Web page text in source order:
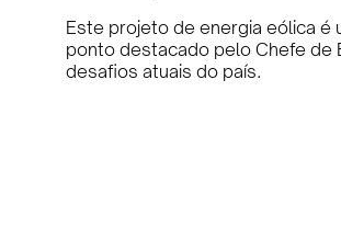
Este projeto de energia eólica é
ponto destacado pelo Chefe de
desafios atuais do país.